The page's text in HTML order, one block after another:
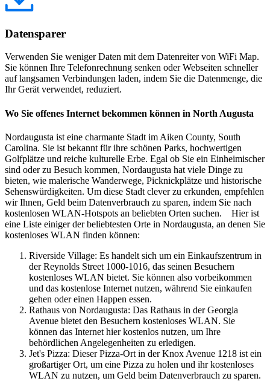
Datensparer
Verwenden Sie weniger Daten mit dem Datenreiter von WiFi Map.
Sie können Ihre Telefonrechnung senken oder Webseiten schneller
auf langsamen Verbindungen laden, indem Sie die Datenmenge, die
Ihr Gerät verwendet, reduziert.
Wo Sie offenes Internet bekommen können in North Augusta
Nordaugusta ist eine charmante Stadt im Aiken County, South
Carolina. Sie ist bekannt für ihre schönen Parks, hochwertigen
Golfplätze und reiche kulturelle Erbe. Egal ob Sie ein Einheimischer
sind oder zu Besuch kommen, Nordaugusta hat viele Dinge zu
bieten, wie malerische Wanderwege, Picknickplätze und historische
Sehenswürdigkeiten. Um diese Stadt clever zu erkunden, empfehlen
wir Ihnen, Geld beim Datenverbrauch zu sparen, indem Sie nach
kostenlosen WLAN-Hotspots an beliebten Orten suchen. Hier ist
eine Liste einiger der beliebtesten Orte in Nordaugusta, an denen Sie
kostenloses WLAN finden können:
Riverside Village: Es handelt sich um ein Einkaufszentrum in
der Reynolds Street 1000-1016, das seinen Besuchern
kostenloses WLAN bietet. Sie können also vorbeikommen
und das kostenlose Internet nutzen, während Sie einkaufen
gehen oder einen Happen essen.
Rathaus von Nordaugusta: Das Rathaus in der Georgia
Avenue bietet den Besuchern kostenloses WLAN. Sie
können das Internet hier kostenlos nutzen, um Ihre
behördlichen Angelegenheiten zu erledigen.
Jet's Pizza: Dieser Pizza-Ort in der Knox Avenue 1218 ist ein
großartiger Ort, um eine Pizza zu holen und ihr kostenloses
WLAN zu nutzen, um Geld beim Datenverbrauch zu sparen.